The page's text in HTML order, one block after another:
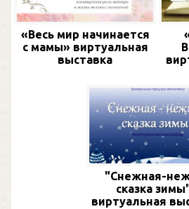
«Весь мир начинается
с мамы» виртуальная
выставка
"Снежная-
сказка
виртуальная